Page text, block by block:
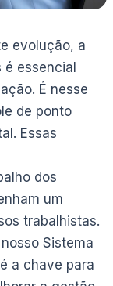
evolução, a
é essencial
É nesse
de ponto
Essas
dos
um
trabalhistas.
Sistema
a chave para